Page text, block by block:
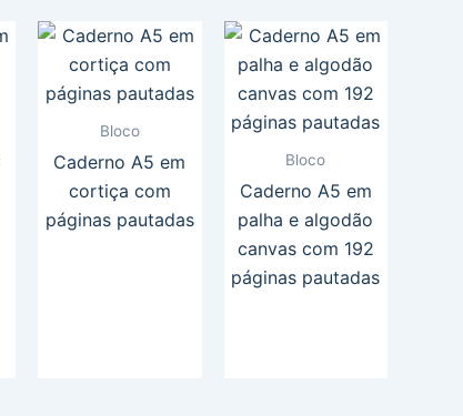
Bloco
Caderno A5 em
cortiça com
páginas pautadas
Bloco
Caderno A5 em
palha e algodão
canvas com 192
páginas pautadas